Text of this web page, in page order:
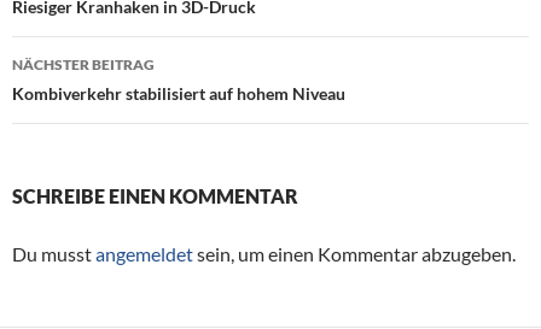
Beitragsnavigation
Riesiger Kranhaken in 3D-Druck
NÄCHSTER BEITRAG
Kombiverkehr stabilisiert auf hohem Niveau
SCHREIBE EINEN KOMMENTAR
Du musstangemeldetsein, um einen Kommentar abzugeben.